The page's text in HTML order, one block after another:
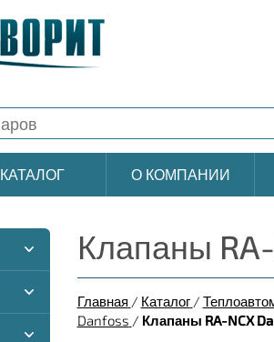
КАТАЛОГ О КОМПАНИИ
Клапаны
Главная / Каталог /
Danfoss / Клапаны RA-NCX